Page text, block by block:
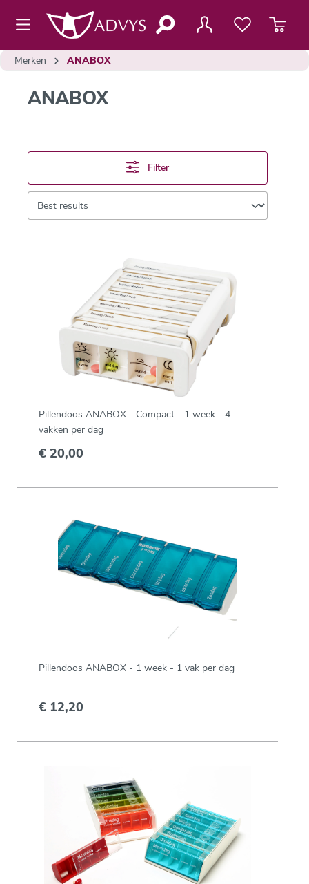
hoofdinhoud
Merken ANABOX
ANABOX
Filter
Pillendoos ANABOX - Compact - 1 week - 4
vakken per dag
€ 20,00
Pillendoos ANABOX - 1 week - 1 vak per dag
€ 12,20